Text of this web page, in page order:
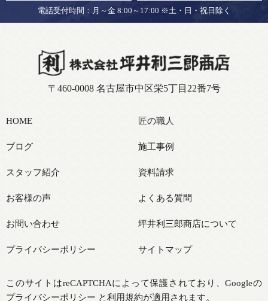
電話受付時間：月～金 8:00～17:00 ※土・日・祝日除く
〒460-0008 名古屋市中区栄5丁目22番7号
HOME 匠の職人
ブログ 施工事例
スタッフ紹介 資料請求
お客様の声 よくある質問
お問い合わせ 坪井利三郎商店について
プライバシーポリシー サイトマップ
このサイトはreCAPTCHAによって保護されており、Googleの
プライバシーポリシー と利用規約が適用されます。